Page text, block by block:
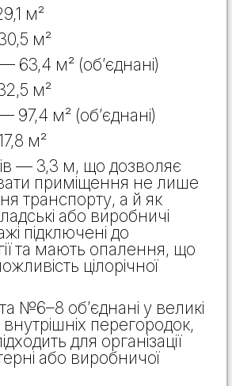
м²
м²
63,4 м² (об’єднані)
м²
97,4 м² (об’єднані)
м²
— 3,3 м, що дозволяє
приміщення не лише
транспорту, а й як
або виробничі
підключені до
та мають опалення, що
цілорічної
№6–8 об’єднані у великі
перегородок,
для організації
або виробничої